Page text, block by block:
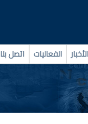
الأخبار الفعاليات اتصل بنا